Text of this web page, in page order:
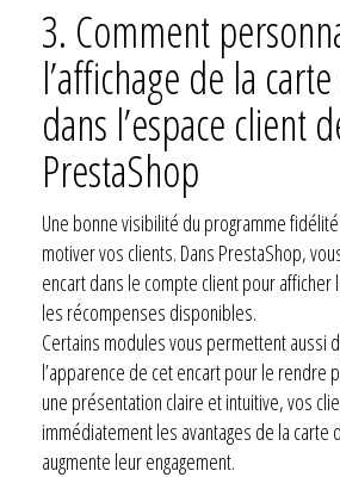
3. Comment
l’affichage de la
dans l’espace client
PrestaShop
Une bonne visibilité du programme
motiver vos clients. Dans PrestaShop,
encart dans le compte client pour
les récompenses disponibles.
Certains modules vous permettent aussi
l’apparence de cet encart pour le rendre
une présentation claire et intuitive, vos
immédiatement les avantages de la carte
augmente leur engagement.